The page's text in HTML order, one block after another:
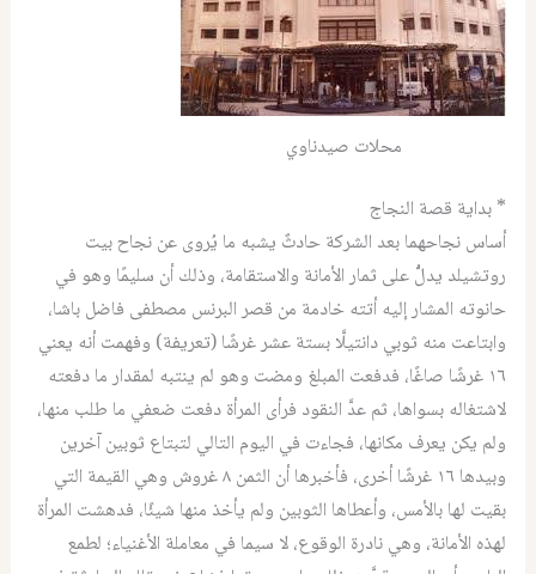
محلات صيدناوي
* بداية قصة النجاج
أساس نجاحهما بعد الشركة حادثٌ يشبه ما يُروى عن نجاح بيت
روتشيلد يدلُّ على ثمار الأمانة والاستقامة، وذلك أن سليمًا وهو في
حانوته المشار إليه أتته خادمة من قصر البرنس مصطفى فاضل باشا،
وابتاعت منه ثوبي دانتيلَّا بستة عشر غرشًا (تعريفة) وفهمت أنه يعني
١٦ غرشًا صاغًا، فدفعت المبلغ ومضت وهو لم ينتبه لمقدار ما دفعته
لاشتغاله بسواها، ثم عدَّ النقود فرأى المرأة دفعت ضعفي ما طلب منها،
ولم يكن يعرف مكانها، فجاءت في اليوم التالي لتبتاع ثوبين آخرين
وبيدها ١٦ غرشًا أخرى، فأخبرها أن الثمن ٨ غروش وهي القيمة التي
بقيت لها بالأمس، وأعطاها الثوبين ولم يأخذ منها شيئًا، فدهشت المرأة
لهذه الأمانة، وهي نادرة الوقوع، لا سيما في معاملة الأغنياء؛ لطمع